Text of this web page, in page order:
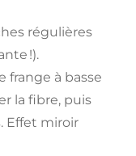
régulières
!).
frange à basse
la fibre, puis
Effet miroir